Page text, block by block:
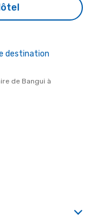
destination